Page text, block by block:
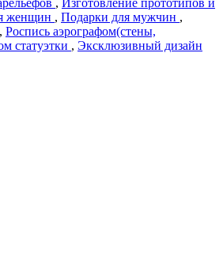
, Изготовление прототипов и
женщин , Подарки для мужчин ,
, Роспись аэрографом(стены,
статуэтки , Эксклюзивный дизайн